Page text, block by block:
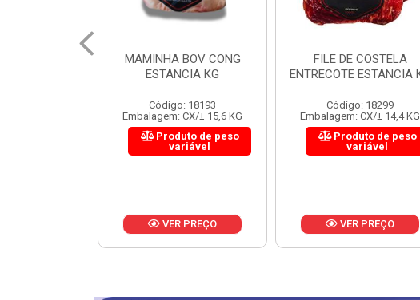
FILE DE COSTELA
ENTRECOTE ESTANCIA KG
Código: 18299
Embalagem: CX/± 14,4 KG
Produto de peso
variável
VER PREÇO
CUPIM BOV CONG B PUL
KG
Código: 19965
Embalagem: CX/± 18,36 KG
Produto de peso
variável
VER PREÇO